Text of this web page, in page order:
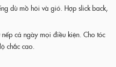
dù mồ hôi và gió. Hợp slick back,
cả ngày mọi điều kiện. Cho tóc
chắc cao.